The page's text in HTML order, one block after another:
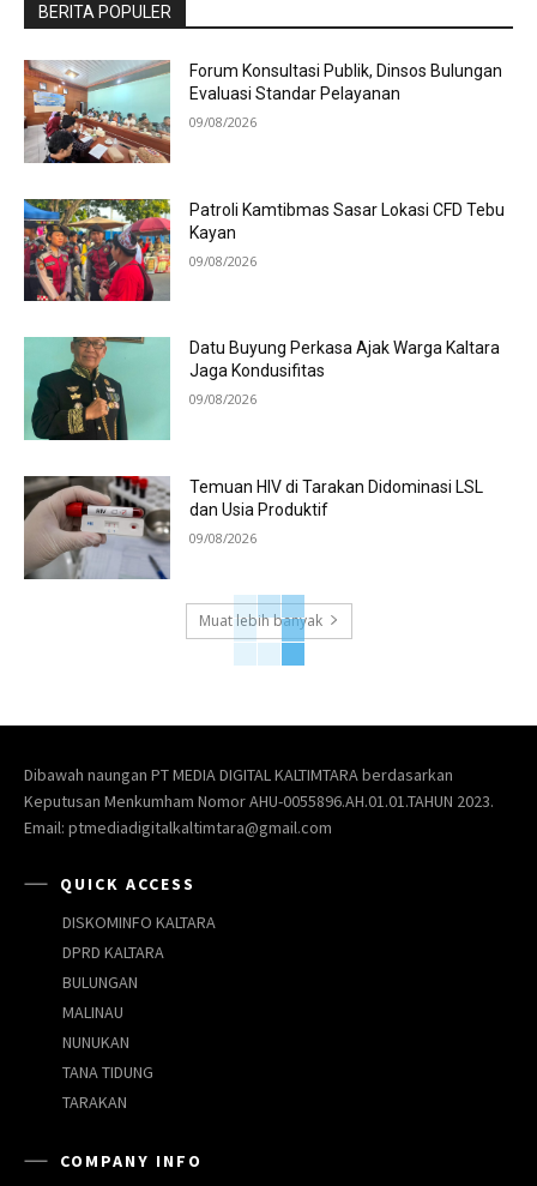
BERITA POPULER
Forum Konsultasi Publik, Dinsos Bulungan
Evaluasi Standar Pelayanan
09/08/2026
Patroli Kamtibmas Sasar Lokasi CFD Tebu
Kayan
09/08/2026
Datu Buyung Perkasa Ajak Warga Kaltara
Jaga Kondusifitas
09/08/2026
Temuan HIV di Tarakan Didominasi LSL
dan Usia Produktif
09/08/2026
Muat lebih banyak
Dibawah naungan PT MEDIA DIGITAL KALTIMTARA berdasarkan
Keputusan Menkumham Nomor AHU-0055896.AH.01.01.TAHUN 2023.
Email: ptmediadigitalkaltimtara@gmail.com
QUICK ACCESS
DISKOMINFO KALTARA
DPRD KALTARA
BULUNGAN
MALINAU
NUNUKAN
TANA TIDUNG
TARAKAN
COMPANY INFO